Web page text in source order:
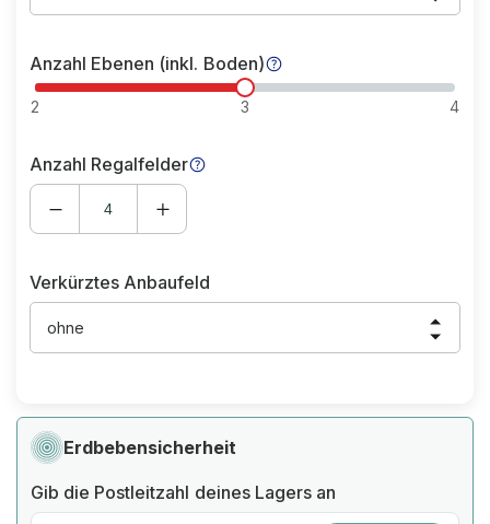
Anzahl Ebenen (inkl. Boden)
2 3 4
Anzahl Regalfelder
Verkürztes Anbaufeld
ohne
Erdbebensicherheit
Gib die Postleitzahl deines Lagers an